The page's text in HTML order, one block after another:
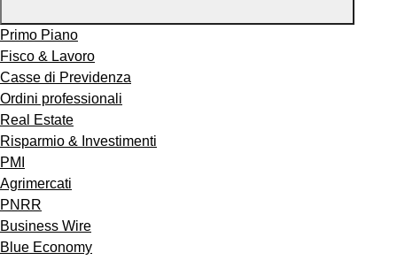
Primo Piano
Fisco & Lavoro
Casse di Previdenza
Ordini professionali
Real Estate
Risparmio & Investimenti
PMI
Agrimercati
PNRR
Business Wire
Blue Economy